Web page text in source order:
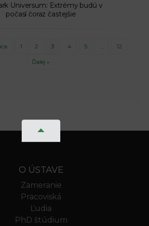
Universum: Extrémy budú v
počasí čoraz častejšie
1 2 3 4 5 12
Ďalej »
O ÚSTAVE
Zameranie
Pracoviská
Ľudia
PhD štúdium